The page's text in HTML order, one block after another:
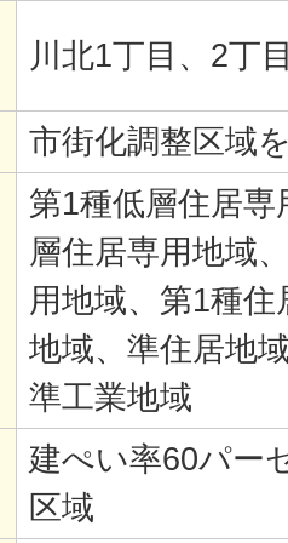
川北1丁目、2丁
市街化調整区域
第1種低層住居
層住居専用地域
用地域、第1種
地域、準住居地
準工業地域
建ぺい率60パー
区域